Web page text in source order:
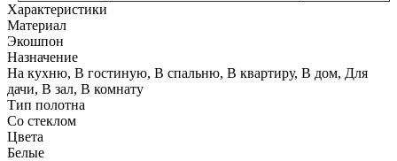
Характеристики
Материал
Экошпон
Назначение
На кухню, В гостиную, В спальню, В квартиру, В дом, Для
дачи, В зал, В комнату
Тип полотна
Со стеклом
Цвета
Белые